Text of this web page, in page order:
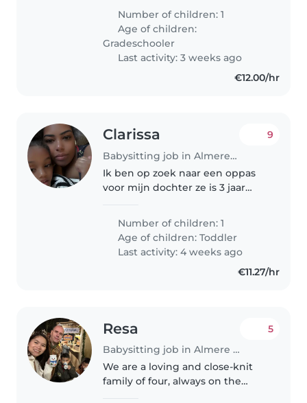
huiswerkbegeleiding biedt en
goed Nederlands, Engels en
Hindi spreekt. Hij houdt van
spelen en beweegt..
Number of children: 1
Age of children:
Gradeschooler
Last activity: 3 weeks ago
€12.00/hr
Clarissa
Babysitting job in Almere Stad
9
Ik ben op zoek naar een oppas
voor mijn dochter ze is 3 jaar
Mijn dochter is lief spontaan
energiek ze houdt van dansen..
Number of children: 1
Age of children:Toddler
Last activity: 4 weeks ago
€11.27/hr
Resa
Babysitting job in Almere Stad
5
We are a loving and close-knit
family of four, always on the